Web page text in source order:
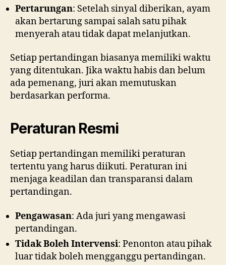
Pertarungan: Setelah sinyal diberikan, ayam
akan bertarung sampai salah satu pihak
menyerah atau tidak dapat melanjutkan.
Setiap pertandingan biasanya memiliki waktu
yang ditentukan. Jika waktu habis dan belum
ada pemenang, juri akan memutuskan
berdasarkan performa.
Peraturan Resmi
Setiap pertandingan memiliki peraturan
tertentu yang harus diikuti. Peraturan ini
menjaga keadilan dan transparansi dalam
pertandingan.
Pengawasan: Ada juri yang mengawasi
pertandingan.
Tidak Boleh Intervensi: Penonton atau pihak
luar tidak boleh mengganggu pertandingan.